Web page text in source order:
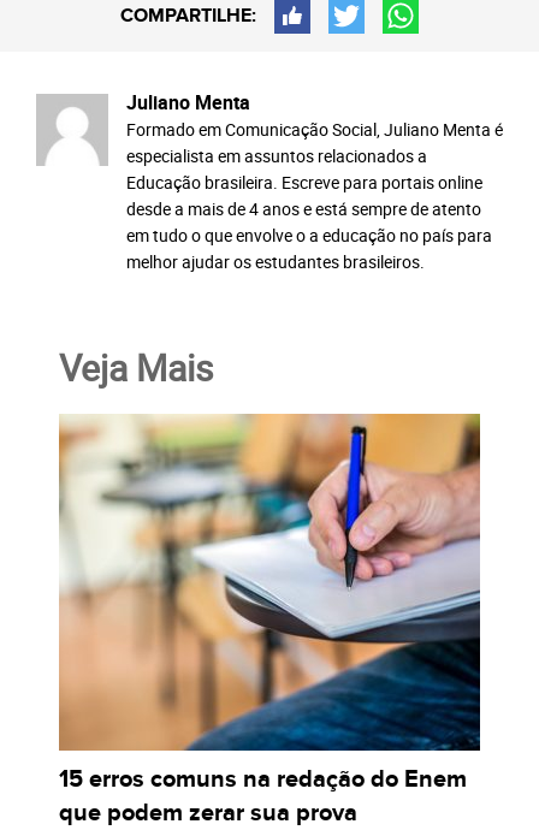
COMPARTILHE:
Juliano Menta
Formado em Comunicação Social, Juliano Menta é
especialista em assuntos relacionados a
Educação brasileira. Escreve para portais online
desde a mais de 4 anos e está sempre de atento
em tudo o que envolve o a educação no país para
melhor ajudar os estudantes brasileiros.
Veja Mais
15 erros comuns na redação do Enem
que podem zerar sua prova